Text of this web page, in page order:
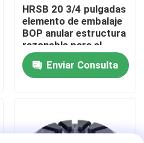
bomba de fango
HRSB 20 3/4 pulgadas
elemento de embalaje
BOP anular estructura
razonable para el
control del pozo
Enviar Consulta